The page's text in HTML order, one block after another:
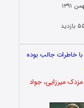
خاطرات جالب بوده
میرزایی، جواد